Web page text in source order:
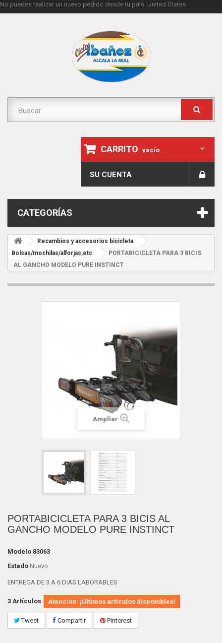
No puedes realizar un nuevo pedido desde tu país. United States
CARRITO vacío
SU CUENTA
CATEGORÍAS
Recambios y accesorios bicicleta
Bolsas/mochilas/alforjas,etc
PORTABICICLETA PARA 3 BICIS
AL GANCHO MODELO PURE INSTINCT
Ampliar
PORTABICICLETA PARA 3 BICIS AL
GANCHO MODELO PURE INSTINCT
Modelo 83063
Estado Nuevo
ENTREGA DE 3 A 6 DIAS LABORABLES
3 Artículos Atención: ¡Últimos artículos disponibles!
Tweet Compartir Pinterest